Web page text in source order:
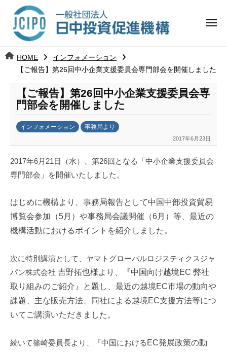
ツ 日
中
投
資
促
進
機
構
j
メ
HOME
インフォメーション
【ご報告】第26回中小企業支援委員会専門部会を開催しました
【ご報告】第26回中小企業支援委員会専
門部会を開催しました
インフォメーション 事務局より
2017年6月23日
k
a
a
u
m
2017年6月 21日（水）、第26回となる「中小企業支援委員会
専門部会」を開催いたしました。
はじめに機構より、事務局報告として中国中部投資貿易
博覧会参加（5月）や事務局会議開催（6月）等、最近の
機構活動におけるポイントを紹介しました。
次に特別講演として、ヤマトグローバルロジスティクスジャ
パン株式会社 吉野拓也様より、『中国向け越境EC 弊社
取り組みのご紹介』と題し、最近の越境EC市場の動向や
課題、主な販売方法、同社による越境EC支援方法等につ
いてご講演いただきました。
続いて篠崎委員長より、『中国における EC発展政策の動
日
中
資
進
機
構